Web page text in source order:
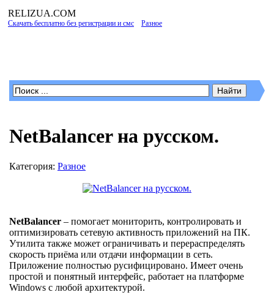
RELIZUA.COM
Скачать бесплатно без регистрации и смс Разное
NetBalancer на русском.
Категория: Разное
NetBalancer – помогает мониторить, контролировать и
оптимизировать сетевую активность приложений на ПК.
Утилита также может ограничивать и перераспределять
скорость приёма или отдачи информации в сеть.
Приложение полностью русифицировано. Имеет очень
простой и понятный интерфейс, работает на платформе
Windows с любой архитектурой.